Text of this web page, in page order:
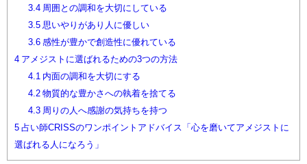
3.4周囲との調和を大切にしている
3.5思いやりがあり人に優しい
3.6感性が豊かで創造性に優れている
4 アメジストに選ばれるための3つの方法
4.1 内面の調和を大切にする
4.2物質的な豊かさへの執着を捨てる
4.3周りの人へ感謝の気持ちを持つ
5 占い師CRISSのワンポイントアドバイス「心を磨いてアメジストに
選ばれる人になろう」